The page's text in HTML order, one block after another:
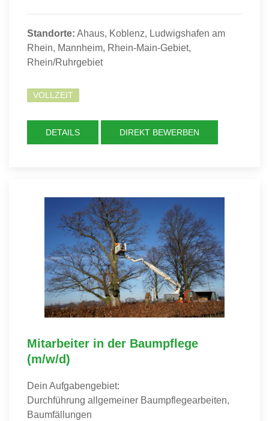
Standorte: Ahaus, Koblenz, Ludwigshafen am
Rhein, Mannheim, Rhein-Main-Gebiet,
Rhein/Ruhrgebiet
VOLLZEIT
DETAILS DIREKT BEWERBEN
Mitarbeiter in der Baumpflege
(m/w/d)
Dein Aufgabengebiet:
Durchführung allgemeiner Baumpflegearbeiten,
Baumfällungen